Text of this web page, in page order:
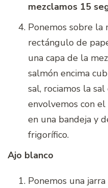
mezclamos 15
Ponemos sobre la
rectángulo de
una capa de la
salmón encima
sal, rociamos la
envolvemos con
en una bandeja y
frigorífico.
Ajo blanco
Ponemos una